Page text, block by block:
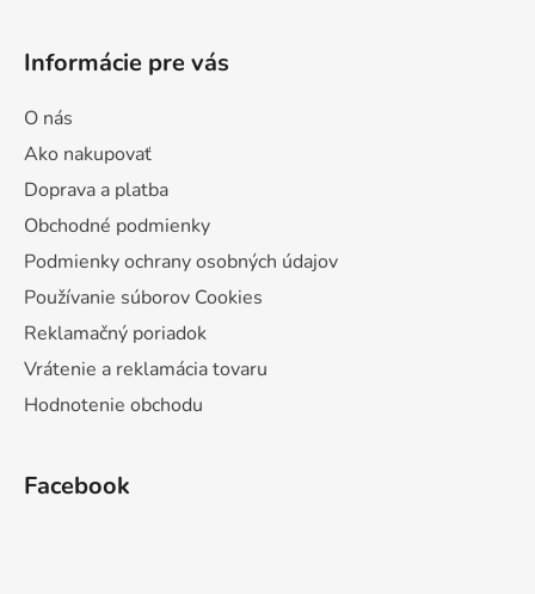
Informácie pre vás
O nás
Ako nakupovať
Doprava a platba
Obchodné podmienky
Podmienky ochrany osobných údajov
Používanie súborov Cookies
Reklamačný poriadok
Vrátenie a reklamácia tovaru
Hodnotenie obchodu
Facebook